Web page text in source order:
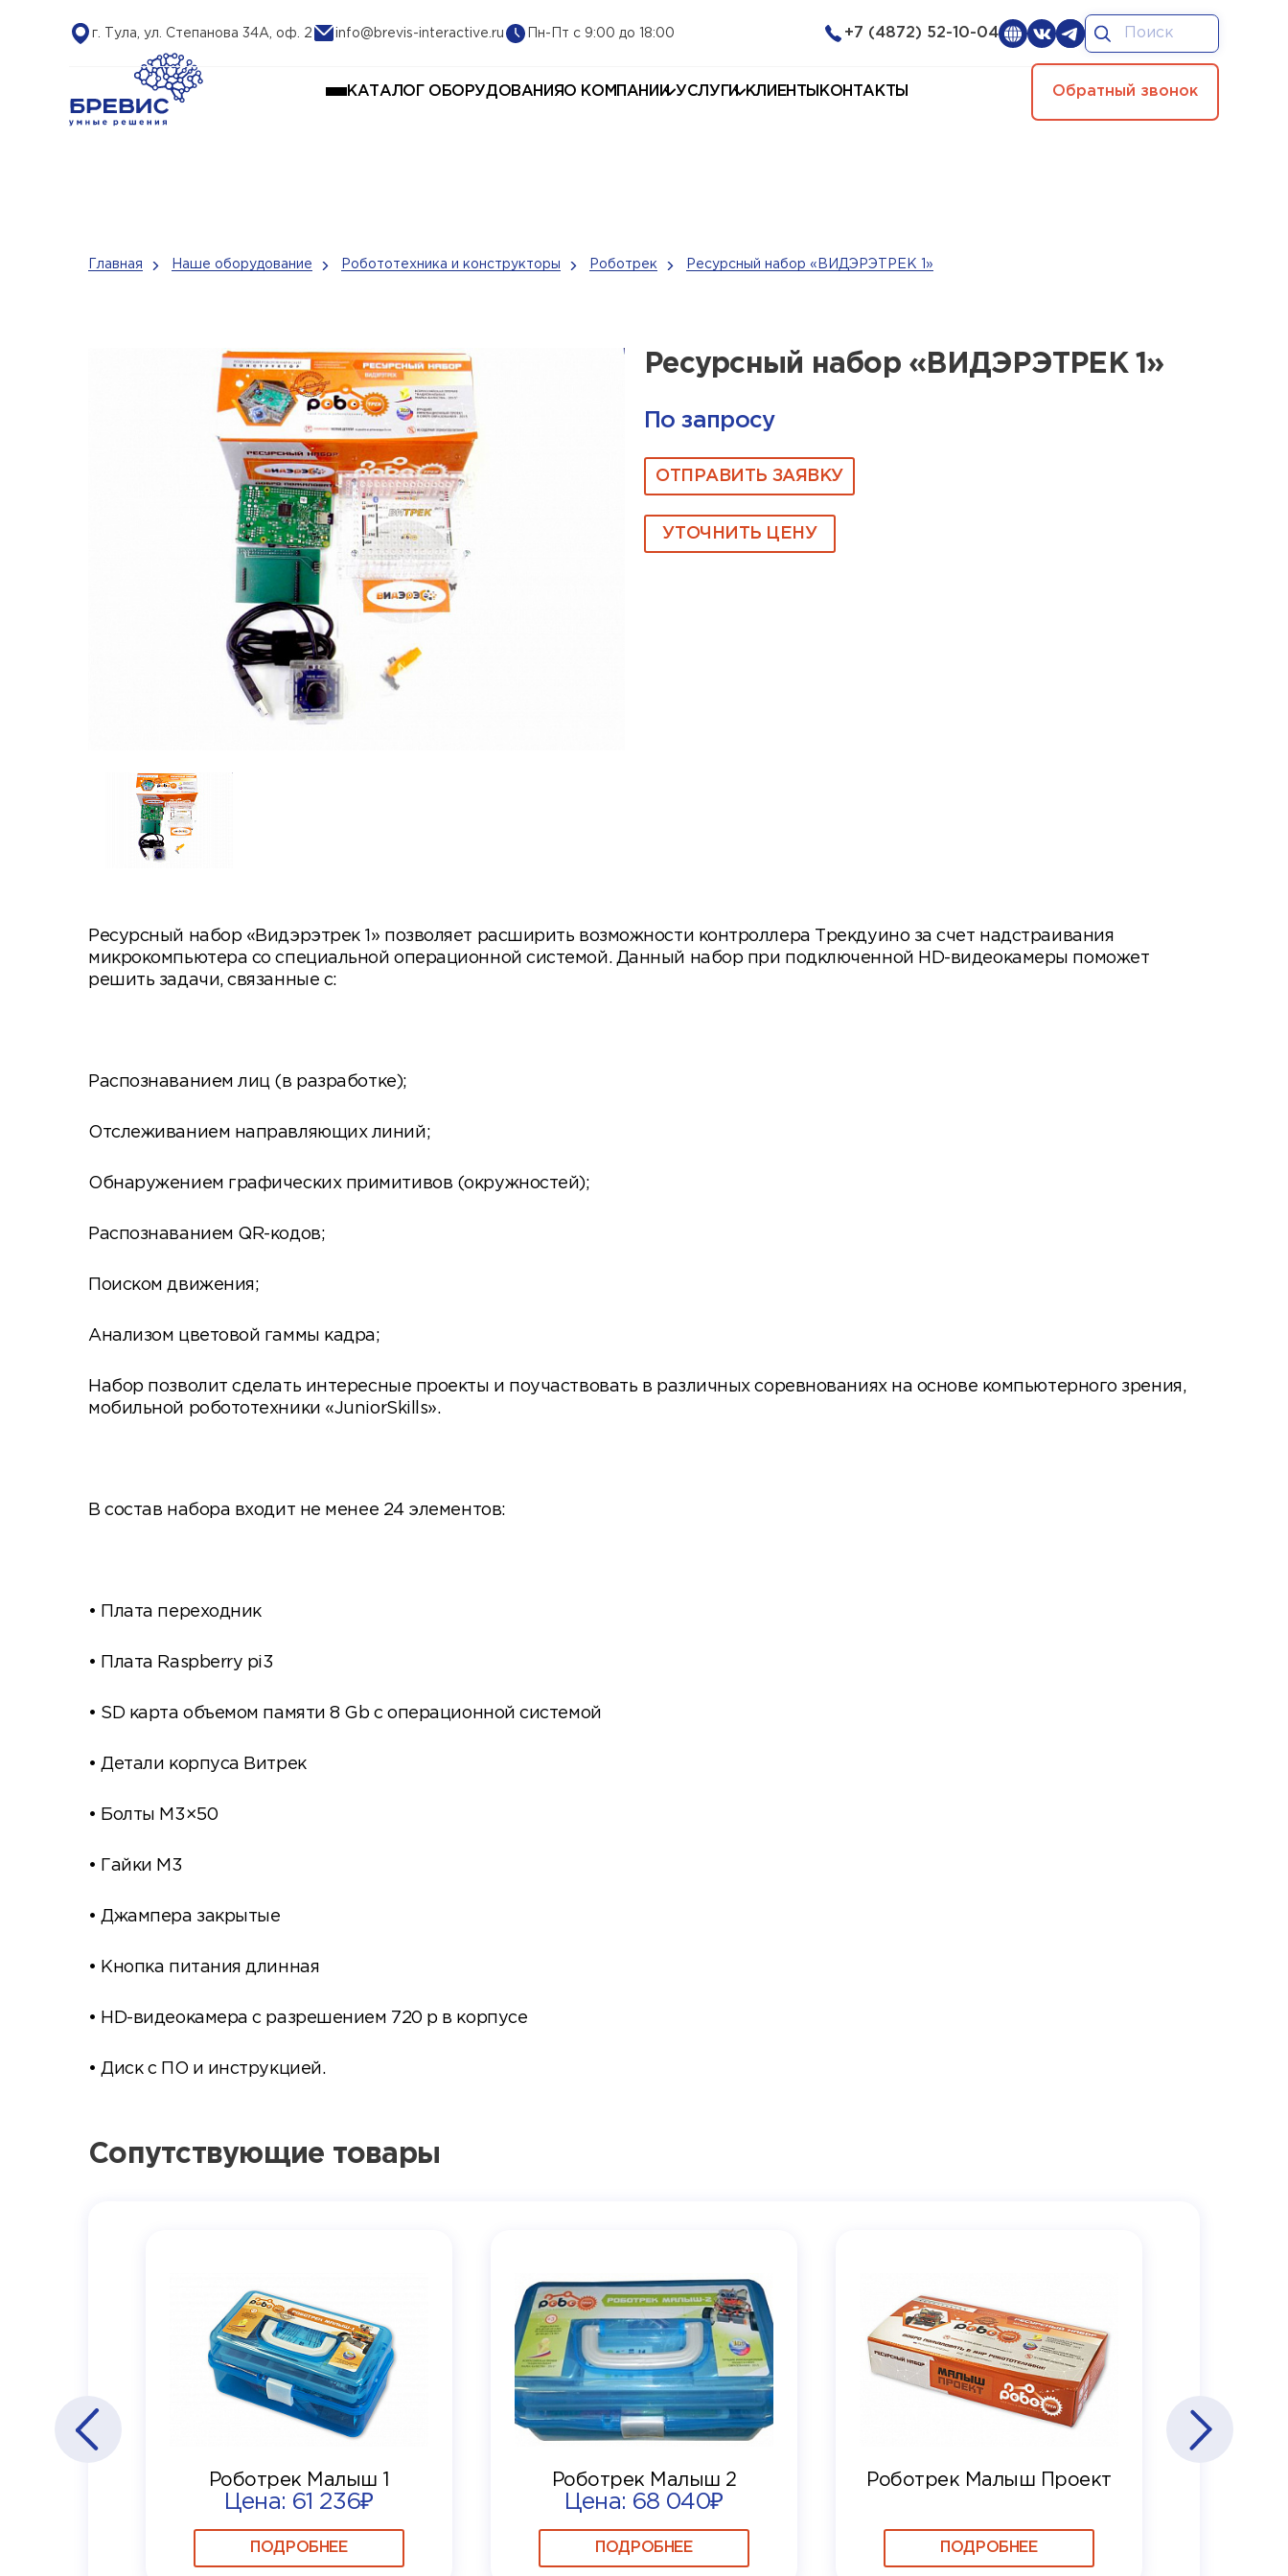
г. Тула, ул. Степанова 34А, оф. 2 info@brevis-interactive.ru Пн-Пт с 9:00 до 18:00 +7 (4872) 52-10-04
КАТАЛОГ ОБОРУДОВАНИЯ О КОМПАНИИ УСЛУГИ КЛИЕНТЫ КОНТАКТЫ Обратный звонок
Главная Наше оборудование Робототехника и конструкторы Роботрек Ресурсный набор «ВИДЭРЭТРЕК 1»
Ресурсный набор «ВИДЭРЭТРЕК 1»
По запросу
ОТПРАВИТЬ ЗАЯВКУ
УТОЧНИТЬ ЦЕНУ
Ресурсный набор «Видэрэтрек 1» позволяет расширить возможности контроллера Трекдуино за счет надстраивания
микрокомпьютера со специальной операционной системой. Данный набор при подключенной HD-видеокамеры поможет
решить задачи, связанные с:
Распознаванием лиц (в разработке);
Отслеживанием направляющих линий;
Обнаружением графических примитивов (окружностей);
Распознаванием QR-кодов;
Поиском движения;
Анализом цветовой гаммы кадра;
Набор позволит сделать интересные проекты и поучаствовать в различных соревнованиях на основе компьютерного зрения,
мобильной робототехники «JuniorSkills».
В состав набора входит не менее 24 элементов:
• Плата переходник
• Плата Raspberry pi3
• SD карта объемом памяти 8 Gb с операционной системой
• Детали корпуса Витрек
• Болты М3×50
• Гайки М3
• Джампера закрытые
• Кнопка питания длинная
• HD-видеокамера с разрешением 720 p в корпусе
• Диск с ПО и инструкцией.
Сопутствующие товары
Роботрек Малыш 1
Цена: 61 236₽
ПОДРОБНЕЕ
Роботрек Малыш 2
Цена: 68 040₽
ПОДРОБНЕЕ
Роботрек Малыш Проект
ПОДРОБНЕЕ